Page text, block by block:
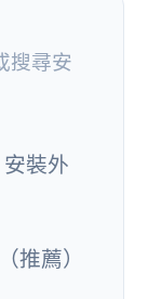
搜尋安
裝外
推薦）